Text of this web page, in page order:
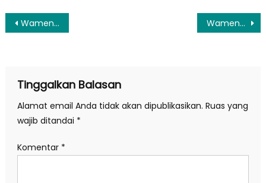
Navigasi
Wamendagri Ribka Haluk: Pembangunan Papua Tengah Jadi Titik Awal Kebangkitan Masyarakat Papua Wamendagri Ribka Haluk Dorong Percepatan Pembangunan Infrastruktur DOB Papua Tengah
Tinggalkan Balasan
Alamat email Anda tidak akan dipublikasikan. Ruas yang
wajib ditandai *
Komentar *